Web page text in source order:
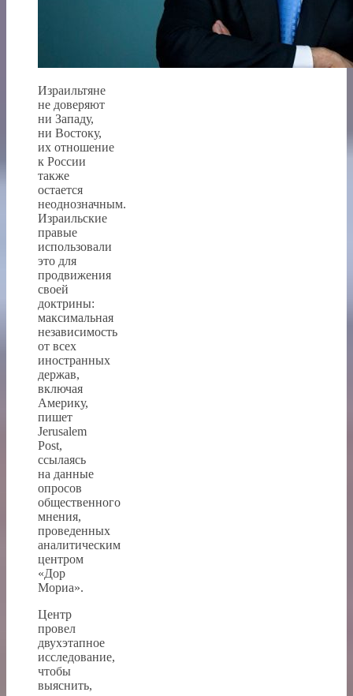
Израильтяне
не доверяют
ни Западу,
ни Востоку,
их отношение
к России
также
остается
неоднозначным.
Израильские
правые
использовали
это для
продвижения
своей
доктрины:
максимальная
независимость
от всех
иностранных
держав,
включая
Америку,
пишет
Jerusalem
Post,
ссылаясь
на данные
опросов
общественного
мнения,
проведенных
аналитическим
центром
«Дор
Мориа».
Центр
провел
двухэтапное
исследование,
чтобы
выяснить,